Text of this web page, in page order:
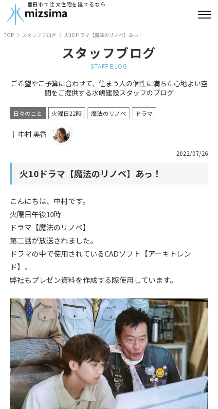
豊田市で注文住宅を建てるなら
リフォーム
古民家再生
建築実績
ニュース
TOP スタッフブログ 火10ドラマ【魔法のリノベ】あっ！
スタッフブログ
STAFF BLOG
ご希望やご予算に合わせて、住まう人の個性に満ちた心地よい空
間をご提供する水嶋建設スタッフのブログ
日々のこと 火曜日22時 魔法のリノベ ドラマ
｜ 中村 美香
2022/07/26
火10ドラマ【魔法のリノベ】あっ！
こんにちは、中村です。
火曜日午後10時
ドラマ【魔法のリノベ】
第二話が放送されました。
ドラマの中で使用されているCADソフト【アーキトレン
ド】。
弊社もプレゼン資料を作成する際使用しています。